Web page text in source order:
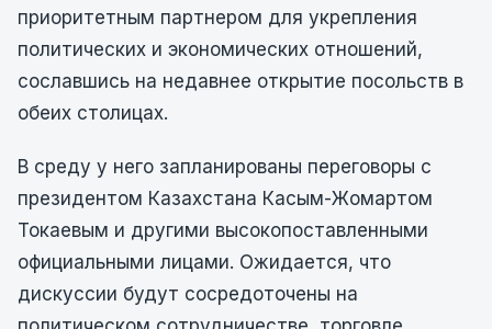
приоритетным партнером для укрепления
политических и экономических отношений,
сославшись на недавнее открытие посольств в
обеих столицах.
В среду у него запланированы переговоры с
президентом Казахстана Касым-Жомартом
Токаевым и другими высокопоставленными
официальными лицами. Ожидается, что
дискуссии будут сосредоточены на